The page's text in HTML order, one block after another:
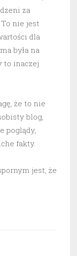
za
To nie jest
dla
była na
to inaczej
że to nie
blog,
poglądy,
fakty.
jest, że